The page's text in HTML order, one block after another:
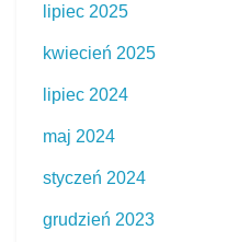
lipiec 2025
kwiecień 2025
lipiec 2024
maj 2024
styczeń 2024
grudzień 2023